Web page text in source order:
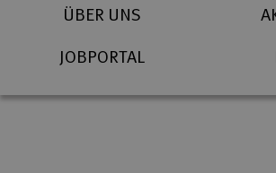
ÜBER UNS
JOBPORTAL